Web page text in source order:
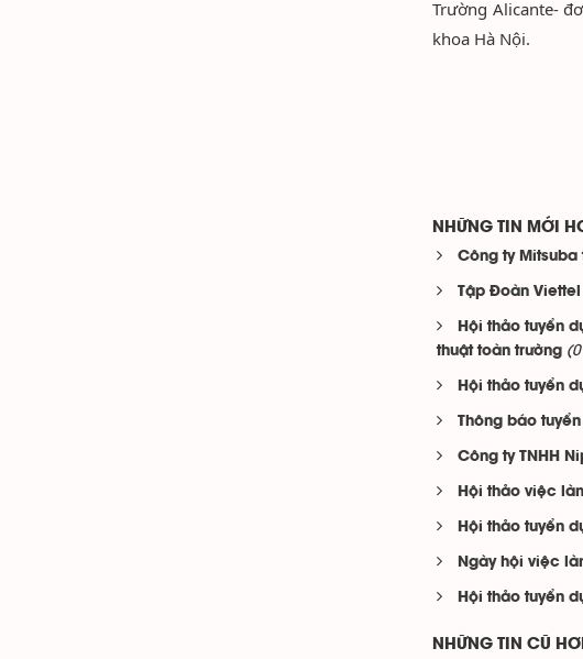
Trường Alicante-
khoa Hà Nội.
NHỮNG TIN MỚI
Công ty Mitsuba
Tập Đoàn Viettel
Hội thảo tuyển
thuật toàn trường
Hội thảo tuyển
Thông báo
Công ty TNHH
Hội thảo việc
Hội thảo tuyển
Ngày hội việc
Hội thảo tuyển
NHỮNG TIN CŨ